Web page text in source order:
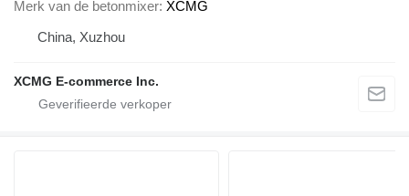
Merk van de betonmixer XCMG
China, Xuzhou
XCMG E-commerce Inc.